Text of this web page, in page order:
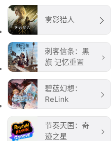
雾影猎人
刺客信条：黑
旗 记忆重置
碧蓝幻想：
ReLink
节奏天国：奇
迹之星